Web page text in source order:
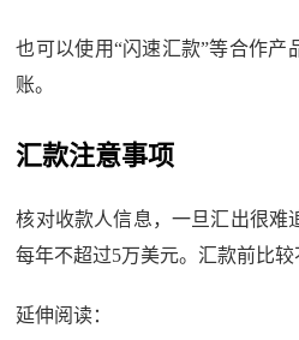
也可以使用“闪速汇款”等合作产
账。
汇款注意事项
核对收款人信息，一旦汇出很难
每年不超过5万美元。汇款前比较
延伸阅读：